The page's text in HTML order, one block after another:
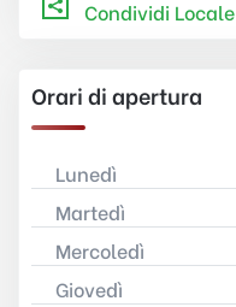
Condividi Locale
Orari di apertura
Lunedì
Martedì
Mercoledì
Giovedì